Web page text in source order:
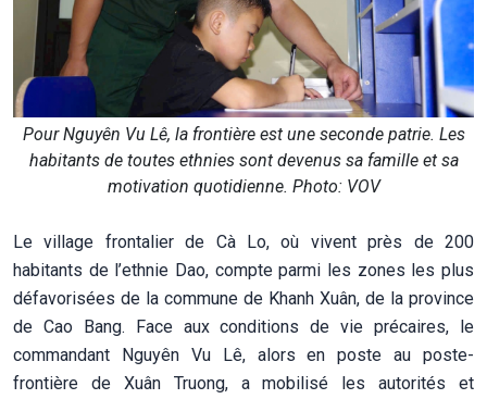
Pour Nguyên Vu Lê, la frontière est une seconde patrie. Les
habitants de toutes ethnies sont devenus sa famille et sa
motivation quotidienne. Photo: VOV
Le village frontalier de Cà Lo, où vivent près de 200
habitants de l’ethnie Dao, compte parmi les zones les plus
défavorisées de la commune de Khanh Xuân, de la province
de Cao Bang. Face aux conditions de vie précaires, le
commandant Nguyên Vu Lê, alors en poste au poste-
frontière de Xuân Truong, a mobilisé les autorités et